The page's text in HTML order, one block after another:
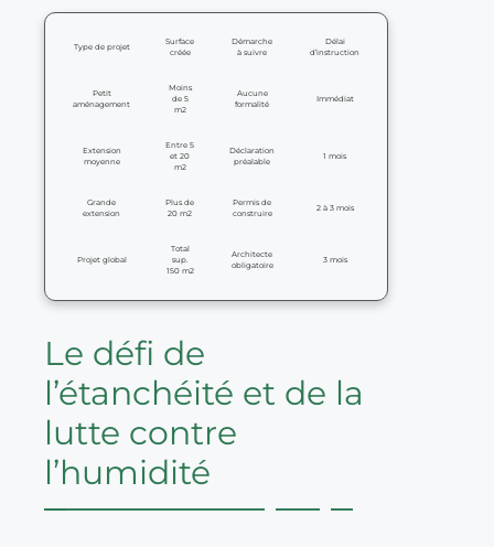
Type de projet
Surface
créée
Démarche
à suivre
Délai
d’instruction
Petit
aménagement
Moins
de 5
m2
Aucune
formalité
Immédiat
Extension
moyenne
Entre 5
et 20
m2
Déclaration
préalable
1 mois
Grande
extension
Plus de
20 m2
Permis de
construire
2 à 3 mois
Projet global
Total
sup.
150 m2
Architecte
obligatoire
3 mois
Le défi de
l’étanchéité et de la
lutte contre
l’humidité